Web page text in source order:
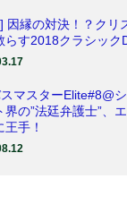
因縁の対決！？クリ
らす2018クラシック
スマスターElite#8@
界の”法廷弁護士”、
手！